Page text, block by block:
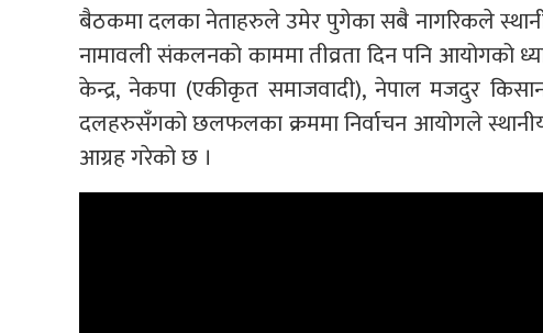
बैठकमा दलका नेताहरुले उमेर पुगेका सबै नागरिकले
नामावली संकलनको काममा तीव्रता दिन पनि आयोगको
केन्द्र, नेकपा (एकीकृत समाजवादी), नेपाल मजदुर
दलहरुसँगको छलफलका क्रममा निर्वाचन आयोगले
आग्रह गरेको छ ।